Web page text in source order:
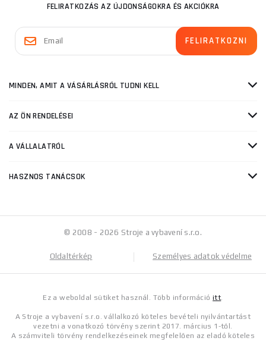
FELIRATKOZÁS AZ ÚJDONSÁGOKRA ÉS AKCIÓKRA
MINDEN, AMIT A VÁSÁRLÁSRÓL TUDNI KELL
AZ ÖN RENDELÉSEI
A VÁLLALATRÓL
HASZNOS TANÁCSOK
© 2008 - 2026 Stroje a vybavení s.r.o.
Oldaltérkép Személyes adatok védelme
Ez a weboldal sütiket használ. Több információitt.
A Stroje a vybavení s.r.o. vállalkozó köteles bevételi nyilvántartást
vezetni a vonatkozó törvény szerint 2017. március 1-től.
A számviteli törvény rendelkezéseinek megfelelően az eladó köteles